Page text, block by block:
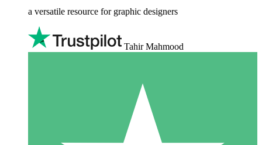
a versatile resource for graphic designers
Tahir Mahmood